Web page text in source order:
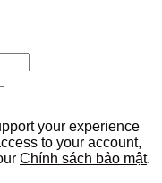
your experience
to your account,
Chính sách bảo mật.